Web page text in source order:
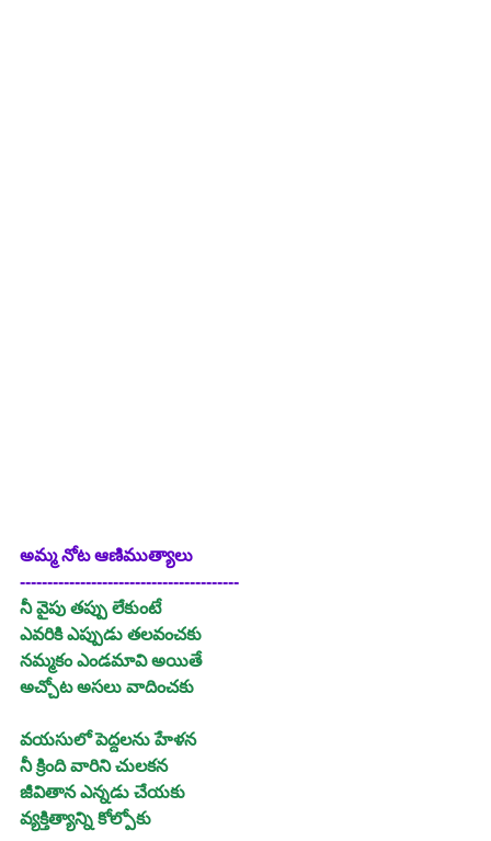
అమ్మ నోట ఆణిముత్యాలు
----------------------------------------
నీ వైపు తప్పు లేకుంటే
ఎవరికి ఎప్పుడు తలవంచకు
నమ్మకం ఎండమావి అయితే
అచ్చోట అసలు వాదించకు
వయసులో పెద్దలను హేళన
నీ క్రింది వారిని చులకన
జీవితాన ఎన్నడు చేయకు
వ్యక్తిత్యాన్ని కోల్పోకు